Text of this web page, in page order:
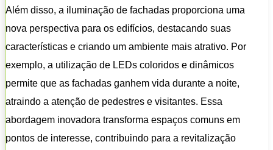
Além disso, a iluminação de fachadas proporciona uma
nova perspectiva para os edifícios, destacando suas
características e criando um ambiente mais atrativo. Por
exemplo, a utilização de LEDs coloridos e dinâmicos
permite que as fachadas ganhem vida durante a noite,
atraindo a atenção de pedestres e visitantes. Essa
abordagem inovadora transforma espaços comuns em
pontos de interesse, contribuindo para a revitalização